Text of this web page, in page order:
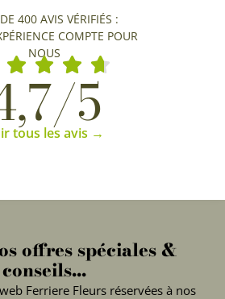
400 AVIS VÉRIFIÉS :
COMPTE POUR
NOUS
5
tous les avis →
offres spéciales &
conseils...
Ferriere Fleurs réservées à nos